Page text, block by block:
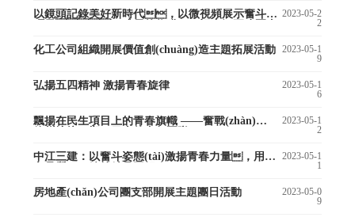
以鏡頭記錄美好新時代，以微視頻展示奮斗的 2023-05-2
2
化工公司組織開展價值創(chuàng)造主題拓展活動 2023-05-1
9
弘揚五四精神 激揚青春旋律
2023-05-1
6
飄揚在民生項目上的青春旗幟 ——奮戰(zhàn)在
2023-05-1
2
中江三建：以奮斗姿態(tài)激揚青春力量，用匠
2023-05-1
1
房地產(chǎn)公司團支部開展主題團日活動
2023-05-0
9